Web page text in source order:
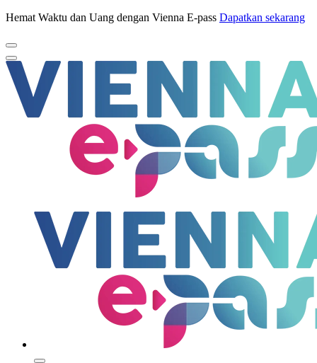
Hemat Waktu dan Uang dengan Vienna E-pass Dapatkan sekarang